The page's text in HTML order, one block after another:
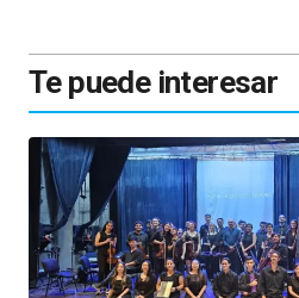
Te puede interesar